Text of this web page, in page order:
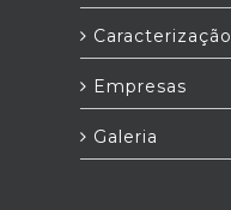
Caracterização
Empresas
Galeria